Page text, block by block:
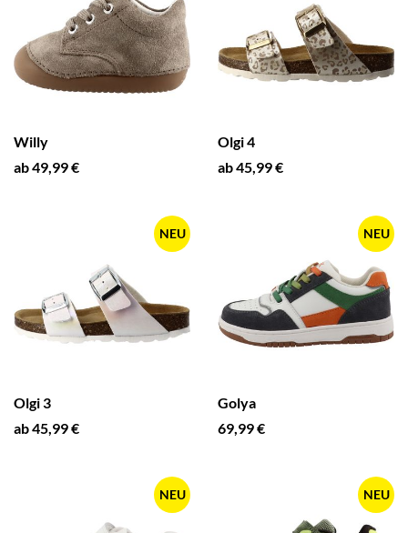
Willy
ab 49,99 €
Olgi 4
ab 45,99 €
NEU
Olgi 3
ab 45,99 €
NEU
Golya
69,99 €
NEU NEU